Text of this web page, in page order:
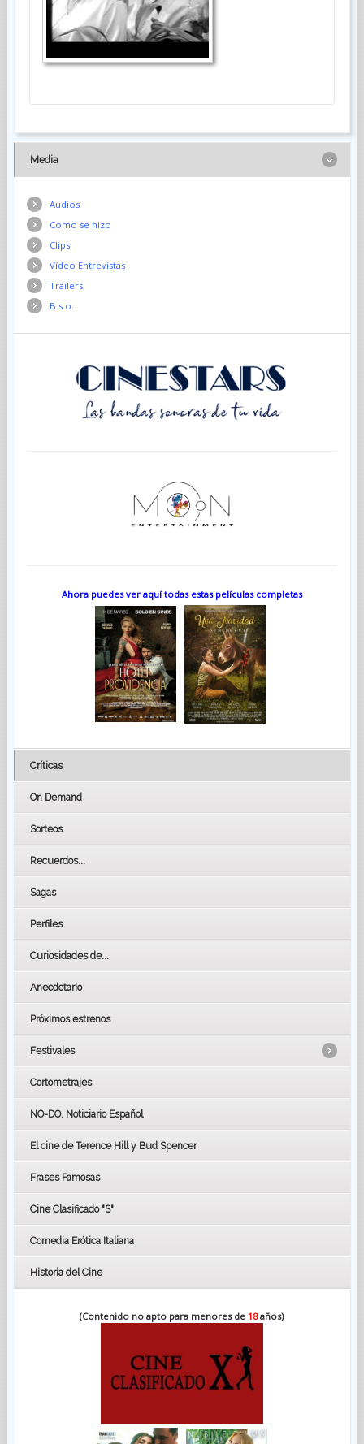
Media
Audios
Como se hizo
Clips
Vídeo Entrevistas
Trailers
B.s.o.
Ahora puedes ver aquí todas estas películas completas
Críticas
On Demand
Sorteos
Recuerdos...
Sagas
Perfiles
Curiosidades de...
Anecdotario
Próximos estrenos
Festivales
LOS OSCARS
BAFTA
FESTIVAL DE HUELVA 2019
FESTIVAL DE CINE DE SEVILLA 2019
Cortometrajes
NO-DO. Noticiario Español
El cine de Terence Hill y Bud Spencer
Frases Famosas
Cine Clasificado "S"
Comedia Erótica Italiana
Historia del Cine
(Contenido no apto para menores de 18años)